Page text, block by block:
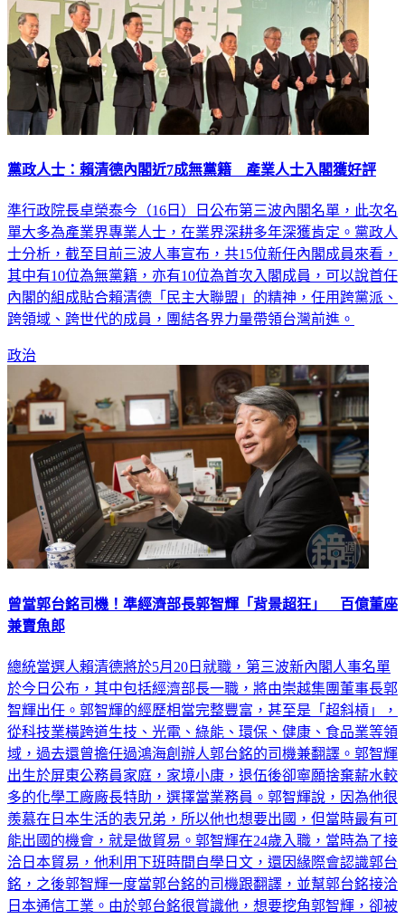
準行政院長卓榮泰今（16日）日公布第三波內閣名單，此次名
單大多為產業界專業人士，在業界深耕多年深獲肯定。黨政人
士分析，截至目前三波人事宣布，共15位新任內閣成員來看，
其中有10位為無黨籍，亦有10位為首次入閣成員，可以說首任
內閣的組成貼合賴清德「民主大聯盟」的精神，任用跨黨派、
曾當郭台銘司機！準經濟部長郭智輝「背景超狂」 百億董座
總統當選人賴清德將於5月20日就職，第三波新內閣人事名單
於今日公布，其中包括經濟部長一職，將由崇越集團董事長郭
智輝出任。郭智輝的經歷相當完整豐富，甚至是「超斜槓」，
從科技業橫跨道生技、光電、綠能、環保、健康、食品業等領
域，過去還曾擔任過鴻海創辦人郭台銘的司機兼翻譯。郭智輝
出生於屏東公務員家庭，家境小康，退伍後卻寧願捨棄薪水較
多的化學工廠廠長特助，選擇當業務員。郭智輝說，因為他很
羨慕在日本生活的表兄弟，所以他也想要出國，但當時最有可
能出國的機會，就是做貿易。郭智輝在24歲入職，當時為了接
洽日本貿易，他利用下班時間自學日文，還因緣際會認識郭台
銘，之後郭智輝一度當郭台銘的司機跟翻譯，並幫郭台銘接洽